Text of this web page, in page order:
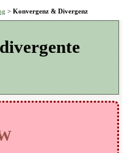
> Konvergenz & Divergenz